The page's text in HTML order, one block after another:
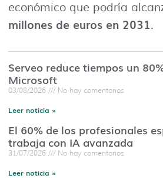
económico que podría
millones de euros en 2031.
Serveo reduce tiempos un
Microsoft
03/08/2026 No hay comentarios
Leer noticia »
El 60% de los profesionales
trabaja con IA avanzada
31/07/2026 No hay comentarios
Leer noticia »